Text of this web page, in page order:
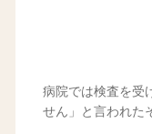
病院では検査を受
せん」と言われた